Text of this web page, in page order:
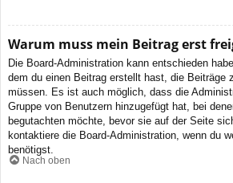
Warum muss mein Beitrag erst
Die Board-Administration kann entschieden
dem du einen Beitrag erstellt hast, die Beiträge
müssen. Es ist auch möglich, dass die
Gruppe von Benutzern hinzugefügt hat, bei
begutachten möchte, bevor sie auf der Seite
kontaktiere die Board-Administration, wenn du
benötigst.
Nach oben